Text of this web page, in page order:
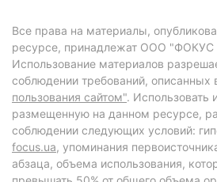
Все права на материалы,
ресурсе, принадлежат ООО
Использование материалов
соблюдении требований, описанных
пользования сайтом".
размещенную на данном ресурсе,
соблюдении следующих условий:
focus.ua, упоминания
абзаца, объема использования,